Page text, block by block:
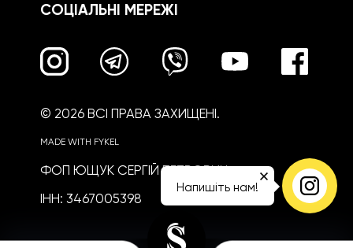
СОЦІАЛЬНІ МЕРЕЖІ
© 2026 ВСІ ПРАВА ЗАХИЩЕНІ.
MADE WITH FYKEL
ФОП ЮЩУК СЕРГІЙ ПЕТРОВИЧ
ІНН: 3467005398
Напишіть нам!